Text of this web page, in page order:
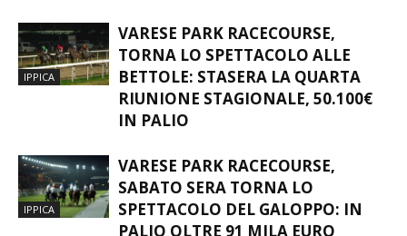
IPPICA
VARESE PARK RACECOURSE,
TORNA LO SPETTACOLO ALLE
BETTOLE: STASERA LA QUARTA
RIUNIONE STAGIONALE, 50.100€
IN PALIO
IPPICA
VARESE PARK RACECOURSE,
SABATO SERA TORNA LO
SPETTACOLO DEL GALOPPO: IN
PALIO OLTRE 91 MILA EURO